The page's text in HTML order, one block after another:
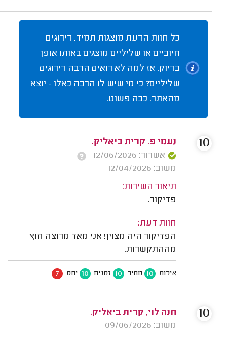
כל חוות הדעת מוצגות תמיד. דירוגים
חיוביים או שליליים מוצגים באותו אופן
בדיוק. אז למה לא רואים הרבה דירוגים
שליליים? כי מי שיש לו הרבה כאלו - יוצא
מהאתר. ככה פשוט.
נעמי פ. קרית ביאליק.
אשרור: 12/06/2026
משוב: 12/04/2026
תיאור השירות:
פדיקור.
חוות דעת:
הפדיקור היה מצוין! אני מאד מרוצה חוץ
מההתקשרות.
איכות 10 מחיר 10 זמנים 10 יחס 7
10
חנה לוי, קרית ביאליק.
משוב: 09/06/2026
10